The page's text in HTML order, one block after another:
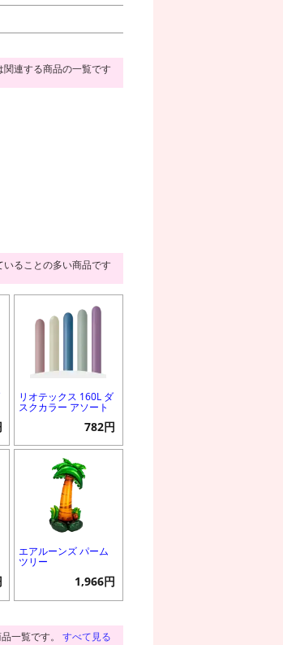
連する商品の一覧です
いることの多い商品です
リオテックス 160L ダ
スクカラー アソート
782円
エアルーンズ パーム
ツリー
1,966円
一覧です。 すべて見る